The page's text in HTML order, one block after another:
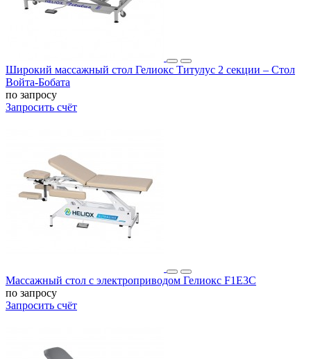
Широкий массажный стол Гелиокс Титулус 2 секции – Стол
Войта-Бобата
по запросу
Запросить счёт
Массажный стол с электроприводом Гелиокс F1E3C
по запросу
Запросить счёт